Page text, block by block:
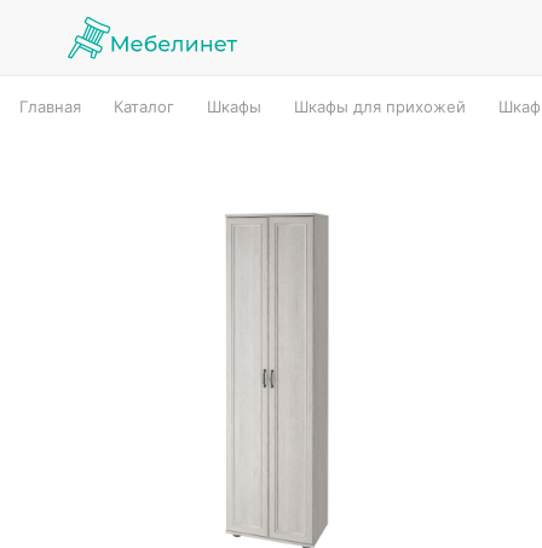
Главная Каталог Шкафы Шкафы для прихожей Шкаф